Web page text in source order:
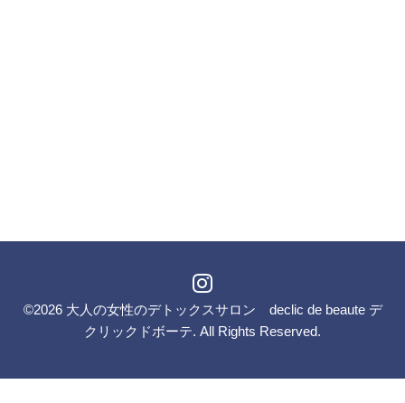
©2026 大人の女性のデトックスサロン declic de beaute デ
クリックドボーテ. All Rights Reserved.